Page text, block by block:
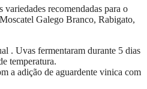
recomendadas para o
Galego Branco, Rabigato,
. Uvas fermentaram durante 5 dias
temperatura.
a adição de aguardente vinica com